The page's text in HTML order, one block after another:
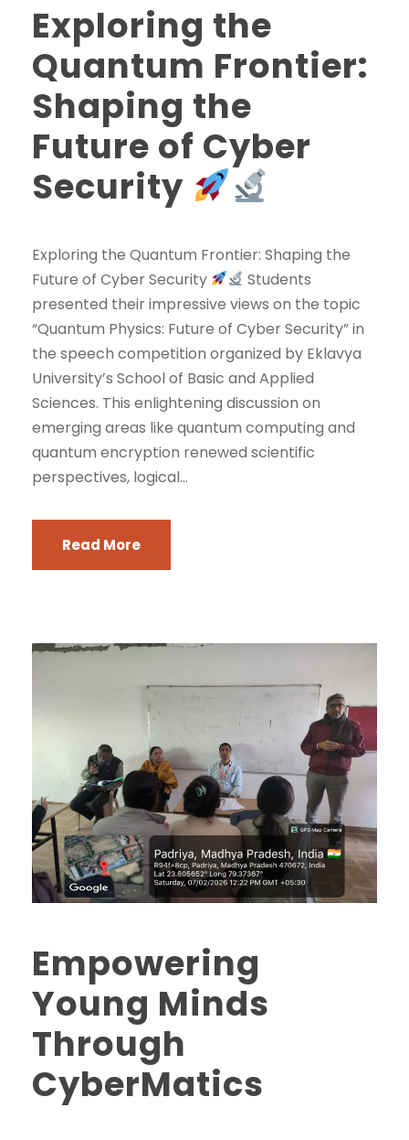
Exploring the
Quantum Frontier:
Shaping the
Future of Cyber
Security
Exploring the Quantum Frontier: Shaping the
Future of Cyber Security
Students
presented their impressive views on the topic
“Quantum Physics: Future of Cyber Security” in
the speech competition organized by Eklavya
University’s School of Basic and Applied
Sciences. This enlightening discussion on
emerging areas like quantum computing and
quantum encryption renewed scientific
perspectives, logical...
Read More
Empowering
Young Minds
Through
CyberMatics